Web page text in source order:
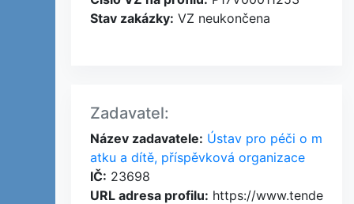
Stav zakázky: VZ neukončena
Zadavatel:
Název zadavatele: Ústav pro péči o m
atku a dítě, příspěvková organizace
IČ: 23698
URL adresa profilu: https://www.tende